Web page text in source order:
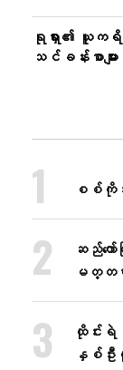
ရုရှား၏ ယူက
သင်ခန်းစာများ
စစ်ကိုင်
ဆည်တေ
မတ္တရ
ထိုင်း
နှစ်ဦ